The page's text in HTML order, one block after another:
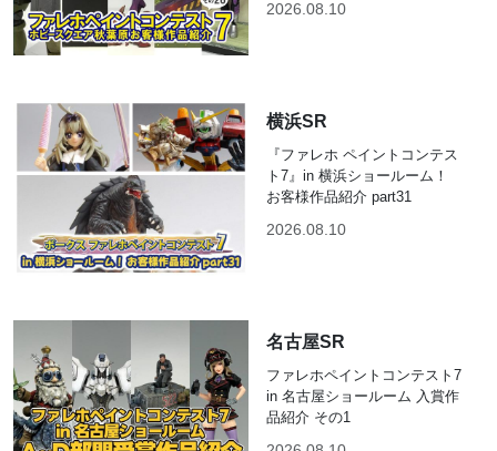
2026.08.10
横浜SR
『ファレホ ペイントコンテス
ト7』in 横浜ショールーム！
お客様作品紹介 part31
2026.08.10
名古屋SR
ファレホペイントコンテスト7
in 名古屋ショールーム 入賞作
品紹介 その1